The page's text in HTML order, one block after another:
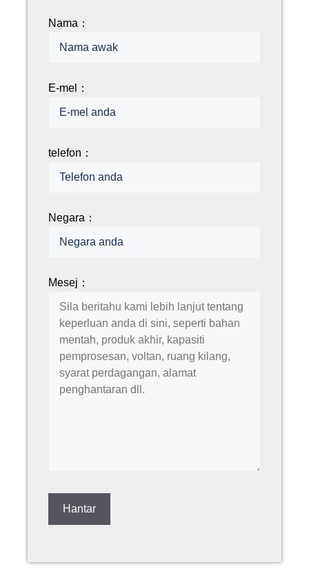
Nama：
E-mel：
telefon：
Negara：
Mesej：